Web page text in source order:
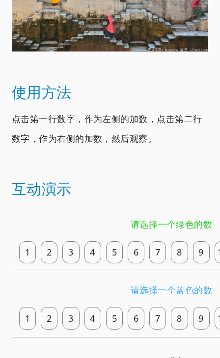
使用方法
点击第一行数字，作为左侧的加数，点击第二行
数字，作为右侧的加数，然后观察。
互动演示
请选择一个绿色的数
1 2 3 4 5 6 7 8 9
请选择一个蓝色的数
1 2 3 4 5 6 7 8 9